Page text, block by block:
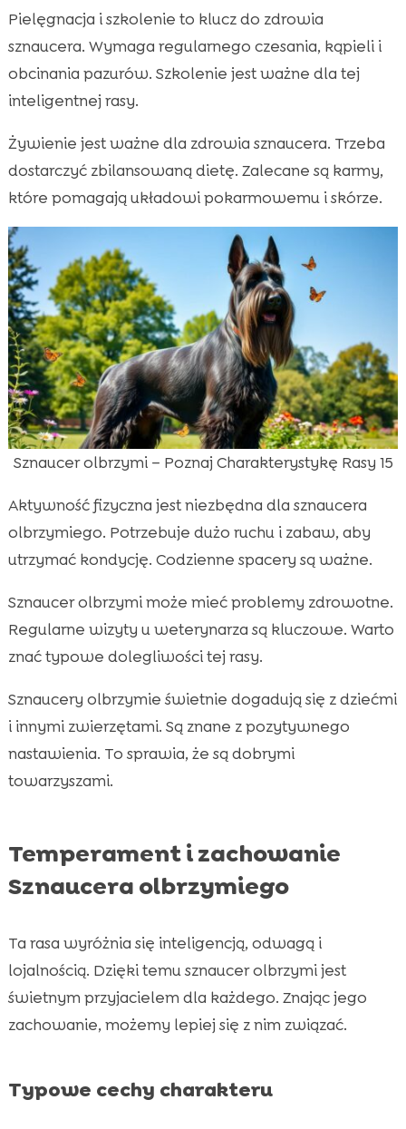
Pielęgnacja i szkolenie to klucz do zdrowia
sznaucera. Wymaga regularnego czesania, kąpieli i
obcinania pazurów. Szkolenie jest ważne dla tej
inteligentnej rasy.
Żywienie jest ważne dla zdrowia sznaucera. Trzeba
dostarczyć zbilansowaną dietę. Zalecane są karmy,
które pomagają układowi pokarmowemu i skórze.
Sznaucer olbrzymi – Poznaj Charakterystykę Rasy 15
Aktywność fizyczna jest niezbędna dla sznaucera
olbrzymiego. Potrzebuje dużo ruchu i zabaw, aby
utrzymać kondycję. Codzienne spacery są ważne.
Sznaucer olbrzymi może mieć problemy zdrowotne.
Regularne wizyty u weterynarza są kluczowe. Warto
znać typowe dolegliwości tej rasy.
Sznaucery olbrzymie świetnie dogadują się z dziećmi
i innymi zwierzętami. Są znane z pozytywnego
nastawienia. To sprawia, że są dobrymi
towarzyszami.
Temperament i zachowanie
Sznaucera olbrzymiego
Ta rasa wyróżnia się inteligencją, odwagą i
lojalnością. Dzięki temu sznaucer olbrzymi jest
świetnym przyjacielem dla każdego. Znając jego
zachowanie, możemy lepiej się z nim związać.
Typowe cechy charakteru